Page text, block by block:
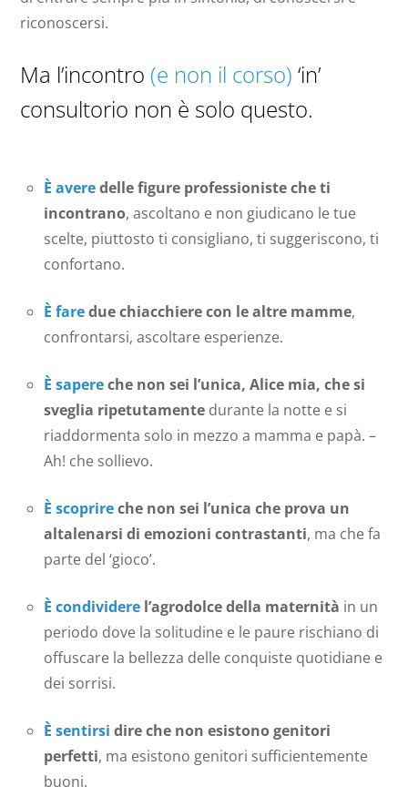
riconoscersi.
Ma l’incontro (e non il corso) ‘in’
consultorio non è solo questo.
È averedelle figure professioniste che ti
incontrano, ascoltano e non giudicano le tue
scelte, piuttosto ti consigliano, ti suggeriscono, ti
confortano.
È faredue chiacchiere con le altre mamme,
confrontarsi, ascoltare esperienze.
È sapereche non sei l’unica, Alice mia, che si
sveglia ripetutamente durante la notte e si
riaddormenta solo in mezzo a mamma e papà. –
Ah! che sollievo.
È scoprireche non sei l’unica che prova un
altalenarsi di emozioni contrastanti, ma che fa
parte del ‘gioco’.
È condividere l’agrodolce della maternità in un
periodo dove la solitudine e le paure rischiano di
offuscare la bellezza delle conquiste quotidiane e
dei sorrisi.
È sentirsi dire che non esistono genitori
perfetti, ma esistono genitori sufficientemente
buoni.